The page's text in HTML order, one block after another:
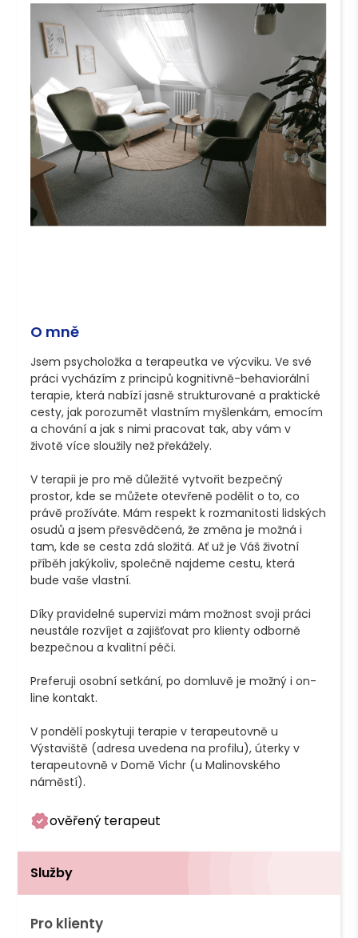
O mně
Jsem psycholožka a terapeutka ve výcviku. Ve své
práci vycházím z principů kognitivně-behaviorální
terapie, která nabízí jasně strukturované a praktické
cesty, jak porozumět vlastním myšlenkám, emocím
a chování a jak s nimi pracovat tak, aby vám v
životě více sloužily než překážely.
V terapii je pro mě důležité vytvořit bezpečný
prostor, kde se můžete otevřeně podělit o to, co
právě prožíváte. Mám respekt k rozmanitosti lidských
osudů a jsem přesvědčená, že změna je možná i
tam, kde se cesta zdá složitá. Ať už je Váš životní
příběh jakýkoliv, společně najdeme cestu, která
bude vaše vlastní.
Díky pravidelné supervizi mám možnost svoji práci
neustále rozvíjet a zajišťovat pro klienty odborně
bezpečnou a kvalitní péči.
Preferuji osobní setkání, po domluvě je možný i on-
line kontakt.
V pondělí poskytuji terapie v terapeutovně u
Výstaviště (adresa uvedena na profilu), úterky v
terapeutovně v Domě Vichr (u Malinovského
náměstí).
ověřený terapeut
Služby
Pro klienty